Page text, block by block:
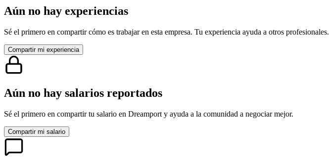
Aún no hay experiencias
Sé el primero en compartir cómo es trabajar en esta empresa. Tu experiencia ayuda a otros profesionales.
Compartir mi experiencia
Aún no hay salarios reportados
Sé el primero en compartir tu salario en Dreamport y ayuda a la comunidad a negociar mejor.
Compartir mi salario